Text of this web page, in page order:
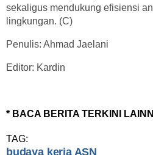
sekaligus mendukung efisiensi
lingkungan. (C)
Penulis: Ahmad Jaelani
Editor: Kardin
* BACA BERITA TERKINI
TAG:
budaya kerja ASN